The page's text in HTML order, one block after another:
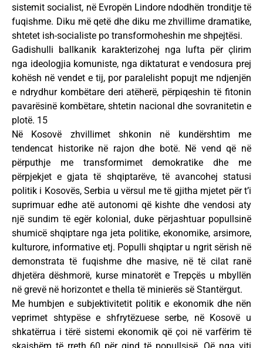
sistemit socialist, në Evropën Lindore ndodhën tronditje të
fuqishme. Diku më qetë dhe diku me zhvillime dramatike,
shtetet ish-socialiste po transformoheshin me shpejtësi.
Gadishulli ballkanik karakterizohej nga lufta për çlirim
nga ideologjia komuniste, nga diktaturat e vendosura prej
kohësh në vendet e tij, por paralelisht popujt me ndjenjën
e ndrydhur kombëtare deri atëherë, përpiqeshin të fitonin
pavarësinë kombëtare, shtetin nacional dhe sovranitetin e
plotë. 15
Në Kosovë zhvillimet shkonin në kundërshtim me
tendencat historike në rajon dhe botë. Në vend që në
përputhje me transformimet demokratike dhe me
përpjekjet e gjata të shqiptarëve, të avancohej statusi
politik i Kosovës, Serbia u vërsul me të gjitha mjetet për t’i
suprimuar edhe atë autonomi që kishte dhe vendosi aty
një sundim të egër kolonial, duke përjashtuar popullsinë
shumicë shqiptare nga jeta politike, ekonomike, arsimore,
kulturore, informative etj. Populli shqiptar u ngrit sërish në
demonstrata të fuqishme dhe masive, në të cilat ranë
dhjetëra dëshmorë, kurse minatorët e Trepçës u mbyllën
në grevë në horizontet e thella të minierës së Stantërgut.
Me humbjen e subjektivitetit politik e ekonomik dhe nën
veprimet shtypëse e shfrytëzuese serbe, në Kosovë u
shkatërrua i tërë sistemi ekonomik që çoi në varfërim të